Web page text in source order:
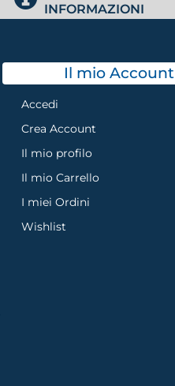
INFORMAZIONI
Il mio Account
Accedi
Crea Account
Il mio profilo
Il mio Carrello
I miei Ordini
Wishlist